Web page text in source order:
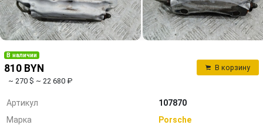
В наличии
810 BYN
~ 270 $ ~ 22 680 ₽
В корзину
Артикул
107870
Марка
Porsche